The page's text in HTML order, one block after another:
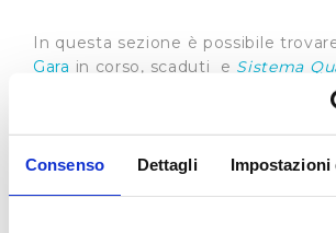
Consenso Dettagli Impostazioni
In questa sezione è possibile
Gara in corso, scaduti e Sistema
2014-2015-2016-2017-2018-2019-
(visualizza documentazione)